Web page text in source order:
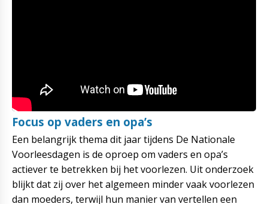
Focus op vaders en opa’s
Een belangrijk thema dit jaar tijdens De Nationale
Voorleesdagen is de oproep om vaders en opa’s
actiever te betrekken bij het voorlezen. Uit onderzoek
blijkt dat zij over het algemeen minder vaak voorlezen
dan moeders, terwijl hun manier van vertellen een